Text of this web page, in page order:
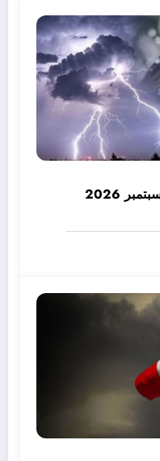
درجات الحرارة و الأمطار في سبتمبر 2026